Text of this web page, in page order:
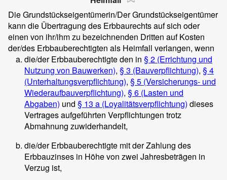
Die Grundstückseigentümerin/Der Grundstückseigentümer
kann die Übertragung des Erbbaurechts auf sich oder
einen von ihr/ihm zu bezeichnenden Dritten auf Kosten
der/des Erbbauberechtigten als Heimfall verlangen, wenn
die/der Erbbauberechtigte den in § 2 (Errichtung und
Nutzung von Bauwerken), § 3 (Bauverpflichtung), § 4
(Unterhaltungsverpflichtung), § 5 (Versicherungs- und
Wiederaufbauverpflichtung), § 6 (Lasten und
Abgaben) und § 13 a (Loyalitätsverpflichtung) dieses
Vertrages aufgeführten Verpflichtungen trotz
Abmahnung zuwiderhandelt,
die/der Erbbauberechtigte mit der Zahlung des
Erbbauzinses in Höhe von zwei Jahresbeträgen in
Verzug ist,